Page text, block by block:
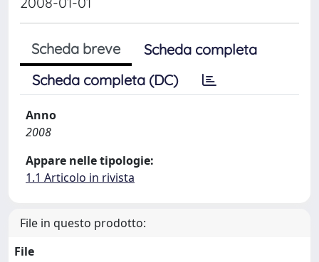
Scheda breve
Scheda completa
Scheda completa (DC)
Anno
2008
Appare nelle tipologie:
1.1 Articolo in rivista
File in questo prodotto:
File